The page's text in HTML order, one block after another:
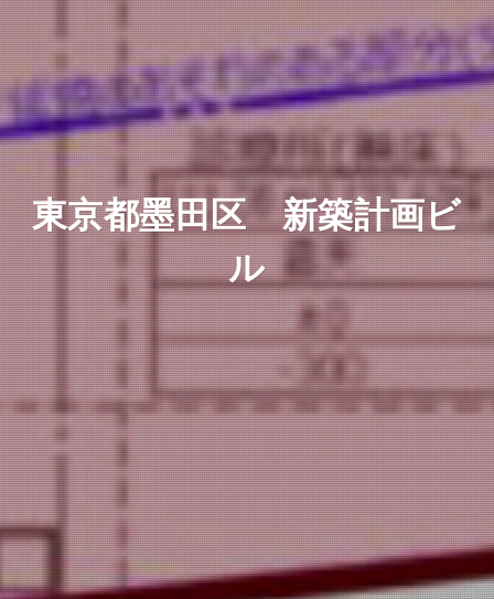
東京都墨田区 新築計画ビ
ル